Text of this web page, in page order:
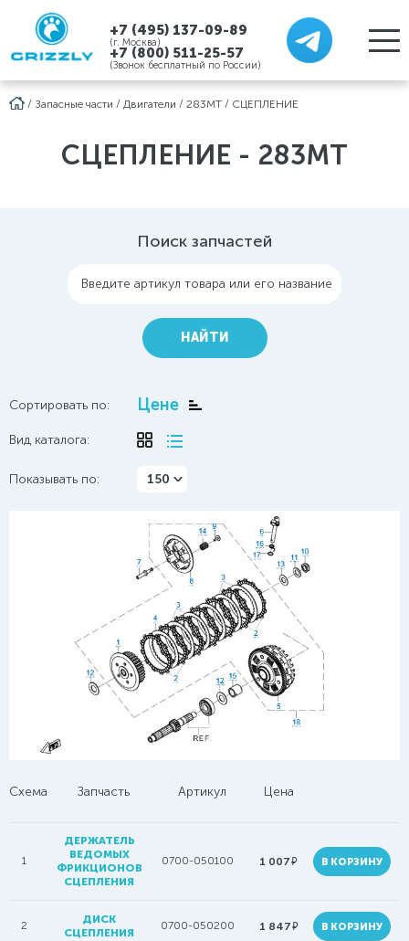
+7 (495) 137-09-89
(г. Москва)
+7 (800) 511-25-57
(Звонок бесплатный по России)
/ Запасные части / Двигатели / 283MT / СЦЕПЛЕНИЕ
СЦЕПЛЕНИЕ - 283MT
Поиск запчастей
Введите артикул товара или его название
НАЙТИ
Сортировать по: Цене
Вид каталога:
Показывать по: 150
Схема Запчасть Артикул Цена
1
ДЕРЖАТЕЛЬ
ВЕДОМЫХ
ФРИКЦИОНОВ
СЦЕПЛЕНИЯ
0700-050100 1 007руб. В КОРЗИНУ
2
ДИСК
СЦЕПЛЕНИЯ
0700-050200 1 847руб. В КОРЗИНУ